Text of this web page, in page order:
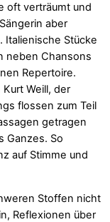
oft verträumt und
aber
Italienische Stücke
neben Chansons
Repertoire.
Weill, der
flossen zum Teil
getragen
Ganzes. So
auf Stimme und
Stoffen nicht
Reflexionen über